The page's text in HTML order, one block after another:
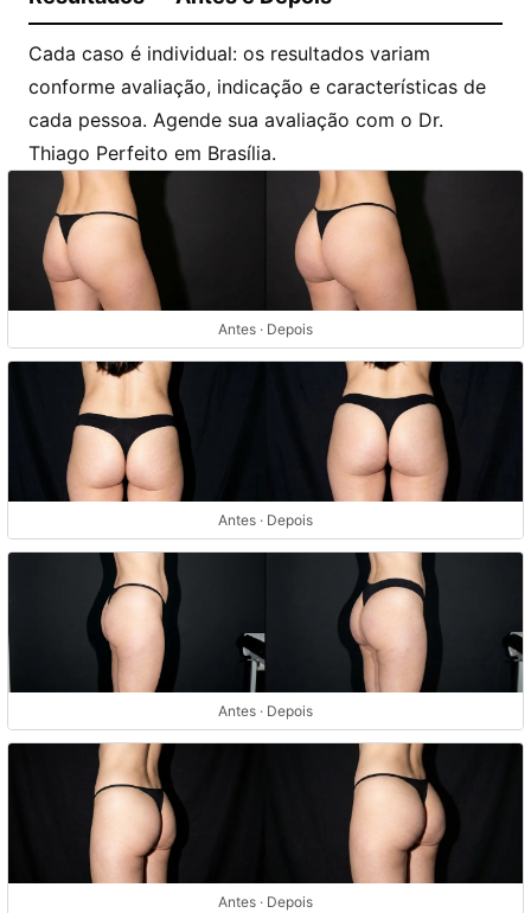
Cada caso é individual: os resultados variam
conforme avaliação, indicação e características de
cada pessoa. Agende sua avaliação com o Dr.
Thiago Perfeito em Brasília.
Antes · Depois
Antes · Depois
Antes · Depois
Antes · Depois